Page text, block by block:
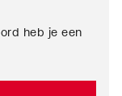
heb je een